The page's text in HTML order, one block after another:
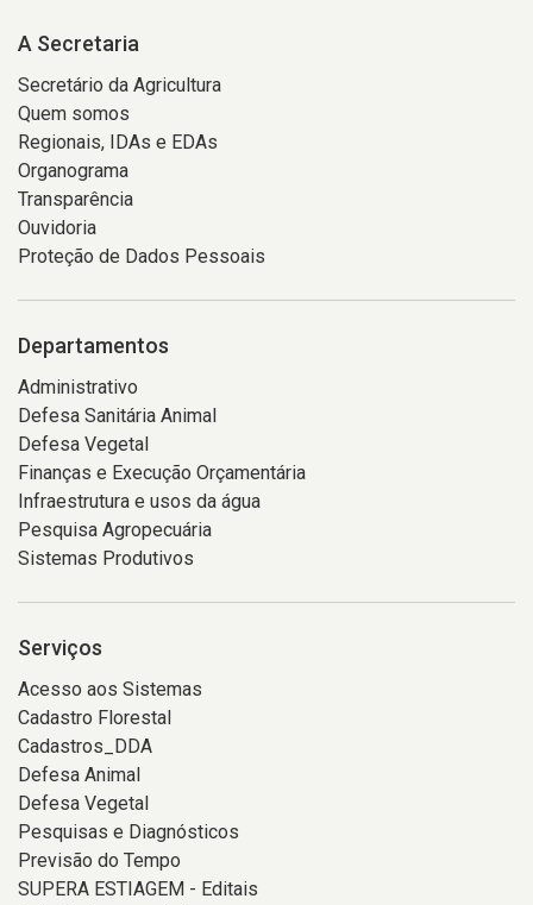
A Secretaria
Secretário da Agricultura
Quem somos
Regionais, IDAs e EDAs
Organograma
Transparência
Ouvidoria
Proteção de Dados Pessoais
Departamentos
Administrativo
Defesa Sanitária Animal
Defesa Vegetal
Finanças e Execução Orçamentária
Infraestrutura e usos da água
Pesquisa Agropecuária
Sistemas Produtivos
Serviços
Acesso aos Sistemas
Cadastro Florestal
Cadastros_DDA
Defesa Animal
Defesa Vegetal
Pesquisas e Diagnósticos
Previsão do Tempo
SUPERA ESTIAGEM - Editais